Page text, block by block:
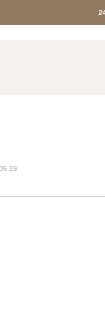
近くに産婦人科がない地域